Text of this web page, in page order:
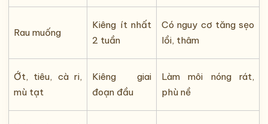
Rau muống
Kiêng ít nhất
2 tuần
Có nguy cơ tăng sẹo
lồi, thâm
Ớt, tiêu, cà ri,
mù tạt
Kiêng giai
đoạn đầu
Làm môi nóng rát,
phù nề